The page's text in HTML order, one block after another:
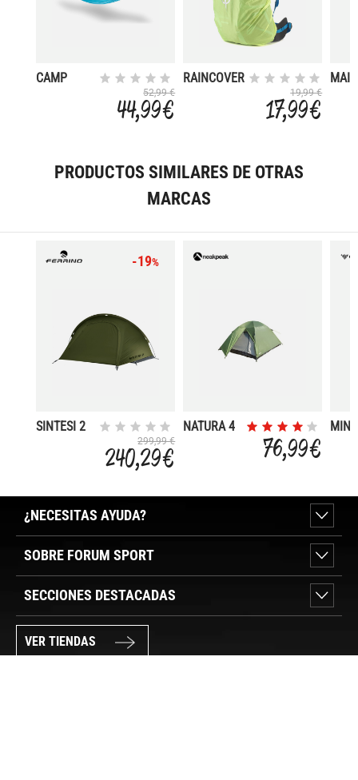
CAMP
52,99 €
44,99 €
RAINCOVER
19,99 €
17,99 €
PRODUCTOS SIMILARES DE OTRAS
MARCAS
-19%
SINTESI 2
299,99 €
240,29 €
NATURA 4
76,99 €
¿NECESITAS AYUDA?
SOBRE FORUM SPORT
SECCIONES DESTACADAS
VER TIENDAS